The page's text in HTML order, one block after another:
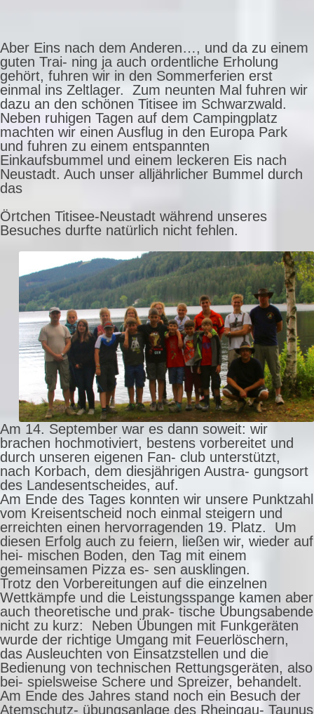
Aber Eins nach dem Anderen…, und da zu einem
guten Trai- ning ja auch ordentliche Erholung
gehört, fuhren wir in den Sommerferien erst
einmal ins Zeltlager. Zum neunten Mal fuhren wir
dazu an den schönen Titisee im Schwarzwald.
Neben ruhigen Tagen auf dem Campingplatz
machten wir einen Ausflug in den Europa Park
und fuhren zu einem entspannten
Einkaufsbummel und einem leckeren Eis nach
Neustadt. Auch unser alljährlicher Bummel durch
das
Örtchen Titisee-Neustadt während unseres
Besuches durfte natürlich nicht fehlen.
Am 14. September war es dann soweit: wir
brachen hochmotiviert, bestens vorbereitet und
durch unseren eigenen Fan- club unterstützt,
nach Korbach, dem diesjährigen Austra- gungsort
des Landesentscheides, auf.
Am Ende des Tages konnten wir unsere Punktzahl
vom Kreisentscheid noch einmal steigern und
erreichten einen hervorragenden 19. Platz. Um
diesen Erfolg auch zu feiern, ließen wir, wieder auf
hei- mischen Boden, den Tag mit einem
gemeinsamen Pizza es- sen ausklingen.
Trotz den Vorbereitungen auf die einzelnen
Wettkämpfe und die Leistungsspange kamen aber
auch theoretische und prak- tische Übungsabende
nicht zu kurz: Neben Übungen mit Funkgeräten
wurde der richtige Umgang mit Feuerlöschern,
das Ausleuchten von Einsatzstellen und die
Bedienung von technischen Rettungsgeräten, also
bei- spielsweise Schere und Spreizer, behandelt.
Am Ende des Jahres stand noch ein Besuch der
Atemschutz- übungsanlage des Rheingau- Taunus